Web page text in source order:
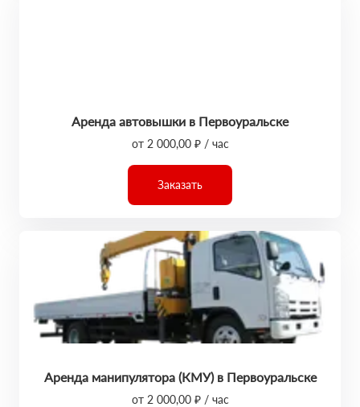
Аренда автовышки в Первоуральске
от 2 000,00 ₽ / час
Заказать
Аренда манипулятора (КМУ) в Первоуральске
от 2 000,00 ₽ / час